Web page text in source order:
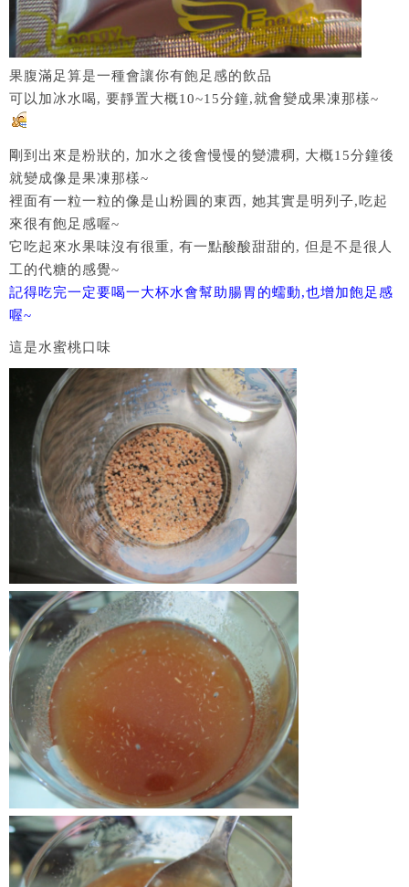
果腹滿足算是一種會讓你有飽足感的飲品
可以加冰水喝, 要靜置大概10~15分鐘,就會變成果凍那樣~
剛到出來是粉狀的, 加水之後會慢慢的變濃稠, 大概15分鐘後
就變成像是果凍那樣~
裡面有一粒一粒的像是山粉圓的東西, 她其實是明列子,吃起
來很有飽足感喔~
它吃起來水果味沒有很重, 有一點酸酸甜甜的, 但是不是很人
工的代糖的感覺~
記得吃完一定要喝一大杯水會幫助腸胃的蠕動,也增加飽足感
喔~
這是水蜜桃口味